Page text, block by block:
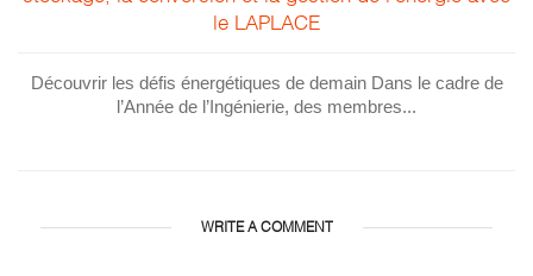
le LAPLACE
Découvrir les défis énergétiques de demain Dans le cadre de
l’Année de l’Ingénierie, des membres...
WRITE A COMMENT